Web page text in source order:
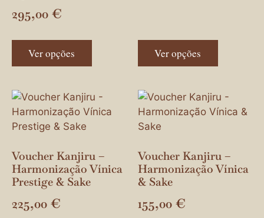
295,00 €
Ver opções Ver opções
Voucher Kanjiru –
Harmonização Vínica
Prestige & Sake
225,00 €
Voucher Kanjiru –
Harmonização Vínica
& Sake
155,00 €